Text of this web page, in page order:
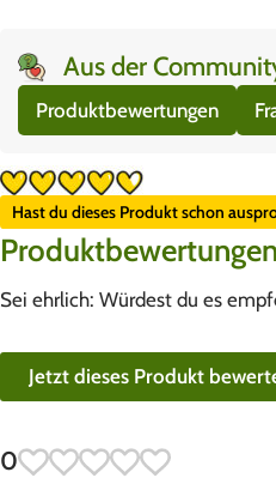
Aus der
Produktbewertungen
Hast du dieses Produkt schon
Produktbewertungen
Sei ehrlich: Würdest du es
Jetzt dieses Produkt
0